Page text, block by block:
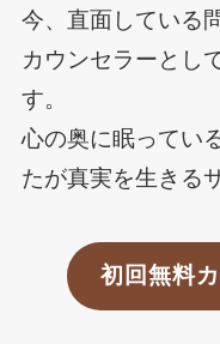
今、直面している
カウンセラーとし
す。
心の奥に眠ってい
たが真実を生きる
初回無料